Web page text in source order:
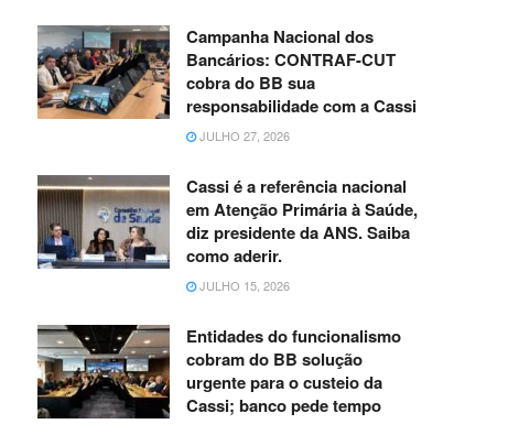
Campanha Nacional dos
Bancários: CONTRAF-CUT
cobra do BB sua
responsabilidade com a Cassi
JULHO 27, 2026
Cassi é a referência nacional
em Atenção Primária à Saúde,
diz presidente da ANS. Saiba
como aderir.
JULHO 15, 2026
Entidades do funcionalismo
cobram do BB solução
urgente para o custeio da
Cassi; banco pede tempo